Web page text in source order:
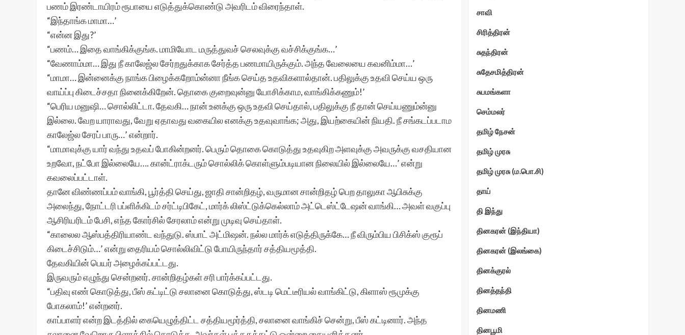
பணம் இரண்டாயிரம் ரூபாயை எடுத்துக்கொண்டு அவரிடம் விரைந்தாள்.
“இந்தாங்க மாமா…’
“என்ன இது?’
“பணம்… இதை வாங்கிக்குங்க. மாமியோட மருத்துவச் செலவுக்கு வச்சிக்குங்க…’
“வேணாம்மா… இது நீ காலேஜ்ல சேர்றதுக்காக சேர்த்த பணமாயிருக்கும். அந்த வேலையை கவனிம்மா…’
“மாமா… இன்னைக்கு நாங்க பிழைக்கறோம்ன்னா நீங்க செய்த உதவிகளால்தான். பதிலுக்கு உதவி செய்ய ஒரு
வாய்ப்பு கிடைச்சதா நினைக்கிறேன். தொகை குறைவுன்னு யோசிக்காம, வாங்கிக்கணும்!’
“பெரிய மனுஷி… சொல்லிட்டா. தேவகி… நான் உனக்கு ஒரு உதவி செய்தால், பதிலுக்கு நீ தான் செய்யணும்ன்னு
இல்லை. வேற யாராவது, வேறு ஏதாவது வகையில எனக்கு உதவுவாங்க; அது, இயற்கையின் நியதி. நீ சங்கடப்படாம
காலேஜ்ல சேரப் பாரு…’ என்றார்.
“மாமாவுக்கு யார் வந்து உதவப் போகின்றனர். பெரும் தொகை கொடுத்து உதவுகிற அளவுக்கு அவருக்கு வசதியான
உறவோ, நட்போ இல்லையே…. கான்ட்ராக்டரும் சொல்லிக் கொள்ளும்படியான நிலையில் இல்லையே…’ என்று
கவலைப்பட்டாள்.
தானே விண்ணப்பம் வாங்கி, பூர்த்தி செய்து, ஜாதி சான்றிதழ், வருமான சான்றிதழ் பெற தாலுகா ஆபிசுக்கு
அலைந்து, நோட்டரி பப்ளிக்கிடம் சர்ட்டிபிகேட், மார்க் லிஸ்ட்டுக்கெல்லாம் அட்டெஸ்ட்டேஷன் வாங்கி… அவள் வகுப்பு
ஆசிரியரிடம் பேசி, எந்த கோர்சில் சேரலாம் என்று முடிவு செய்தாள்.
“காலைல ஆஸ்பத்திரியாண்ட வந்துடு. ஸ்பாட் அட்மிஷன். நல்ல மார்க் எடுத்திருக்கே… நீ விரும்பிய பிசிக்ஸ் குரூப்
கிடைச்சிடும்…’ என்று தைரியம் சொல்லிவிட்டு போயிருந்தார் சத்தியமூத்தி.
தேவகியின் பெயர் அழைக்கப்பட்டது.
இருவரும் எழுந்து சென்றனர். சான்றிதழ்கள் சரி பார்க்கப்பட்டது.
“பதிவு எண் கொடுத்து, பீஸ் கட்டிட்டு சலானை கொடுத்து, ஸ்டடி மெட்டீரியல் வாங்கிட்டு, கிளாஸ் ரூமுக்கு
போகலாம்!’ என்றனர்.
காப்பாளர் என்ற இடத்தில் கையெழுத்திட்ட சத்தியமூர்த்தி, சலானை வாங்கிச் சென்று, பீஸ் கட்டினார். அந்த
சாவி
சிரித்திரன்
சுதந்திரன்
சுதேசமித்திரன்
சுபமங்களா
செம்மலர்
தமிழ் நேசன்
தமிழ் முரசு
தமிழ் முரசு (ம.பொ.சி)
தாய்
தி இந்து
தினகரன் (இந்தியா)
தினகரன் (இலங்கை)
தினக்குரல்
தினத்தந்தி
தினமணி
தினபூமி